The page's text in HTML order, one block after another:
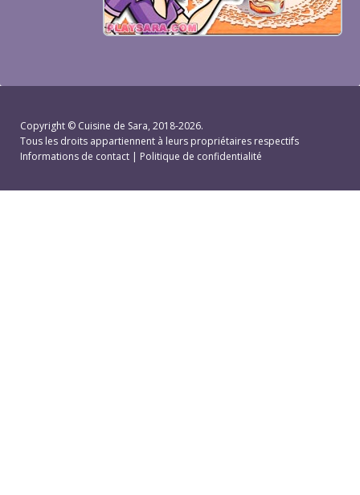
Copyright © Cuisine de Sara, 2018-2026.
Tous les droits appartiennent à leurs propriétaires respectifs
Informations de contact | Politique de confidentialité